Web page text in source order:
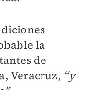
la
de
Veracruz, “y